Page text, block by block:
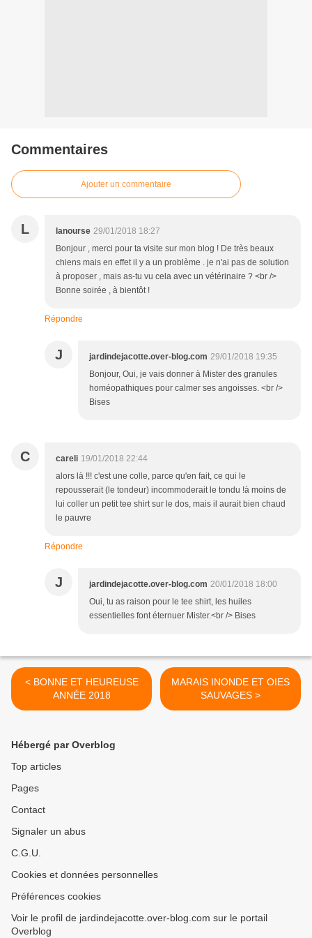
Commentaires
Ajouter un commentaire
L lanourse 29/01/2018 18:27
Bonjour , merci pour ta visite sur mon blog ! De très beaux
chiens mais en effet il y a un problème . je n'ai pas de solution
à proposer , mais as-tu vu cela avec un vétérinaire ? <br />
Bonne soirée , à bientôt !
Répondre
J jardindejacotte.over-blog.com 29/01/2018 19:35
Bonjour, Oui, je vais donner à Mister des granules
homéopathiques pour calmer ses angoisses. <br />
Bises
C careli 19/01/2018 22:44
alors là !!! c'est une colle, parce qu'en fait, ce qui le
repousserait (le tondeur) incommoderait le tondu !à moins de
lui coller un petit tee shirt sur le dos, mais il aurait bien chaud
le pauvre
Répondre
J jardindejacotte.over-blog.com 20/01/2018 18:00
Oui, tu as raison pour le tee shirt, les huiles
essentielles font éternuer Mister.<br /> Bises
< BONNE ET HEUREUSE
ANNÉE 2018
MARAIS INONDE ET OIES
SAUVAGES >
Hébergé par Overblog
Top articles
Pages
Contact
Signaler un abus
C.G.U.
Cookies et données personnelles
Préférences cookies
Voir le profil de jardindejacotte.over-blog.com sur le portail
Overblog